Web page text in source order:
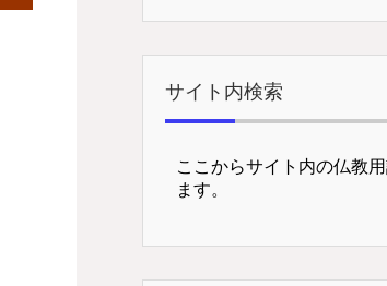
サイト内検索
ここからサイト内の仏教
ます。